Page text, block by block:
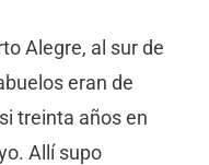
Alegre, al sur de
eran de
treinta años en
Allí supo